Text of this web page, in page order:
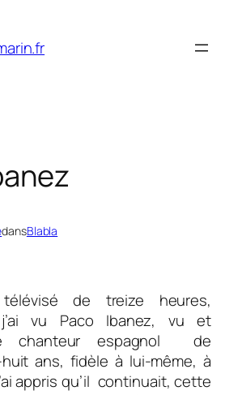
dansBlabla
de treize heures,
j’ai vu Paco Ibanez, vu et
chanteur espagnol de
ans, fidèle à lui-même, à
appris qu’il continuait, cette